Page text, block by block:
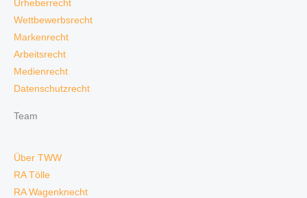
Urheberrecht
Wettbewerbsrecht
Markenrecht
Arbeitsrecht
Medienrecht
Datenschutzrecht
Team
Über TWW
RA Tölle
RA Wagenknecht